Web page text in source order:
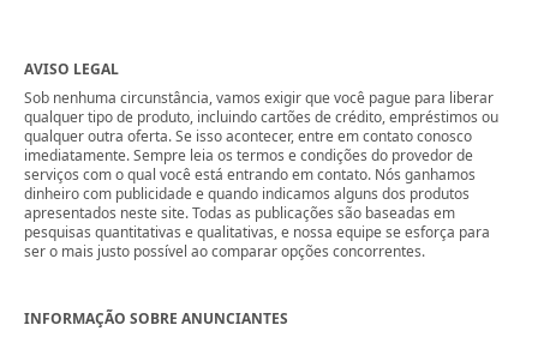
AVISO LEGAL
Sob nenhuma circunstância, vamos exigir que você pague para liberar
qualquer tipo de produto, incluindo cartões de crédito, empréstimos ou
qualquer outra oferta. Se isso acontecer, entre em contato conosco
imediatamente. Sempre leia os termos e condições do provedor de
serviços com o qual você está entrando em contato. Nós ganhamos
dinheiro com publicidade e quando indicamos alguns dos produtos
apresentados neste site. Todas as publicações são baseadas em
pesquisas quantitativas e qualitativas, e nossa equipe se esforça para
ser o mais justo possível ao comparar opções concorrentes.
INFORMAÇÃO SOBRE ANUNCIANTES